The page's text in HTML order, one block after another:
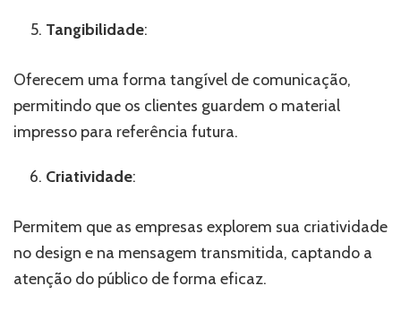
Tangibilidade:
Oferecem uma forma tangível de comunicação,
permitindo que os clientes guardem o material
impresso para referência futura.
Criatividade:
Permitem que as empresas explorem sua criatividade
no design e na mensagem transmitida, captando a
atenção do público de forma eficaz.